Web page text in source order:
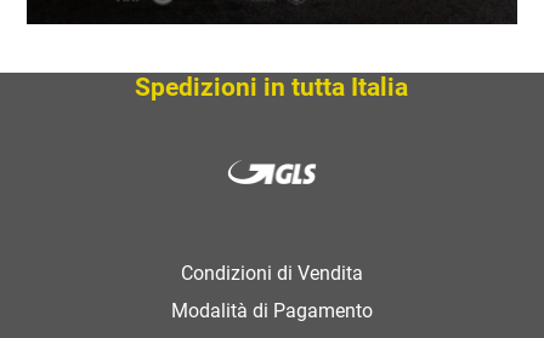
Spedizioni in tutta Italia
Condizioni di Vendita
Modalità di Pagamento